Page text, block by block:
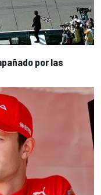
por las